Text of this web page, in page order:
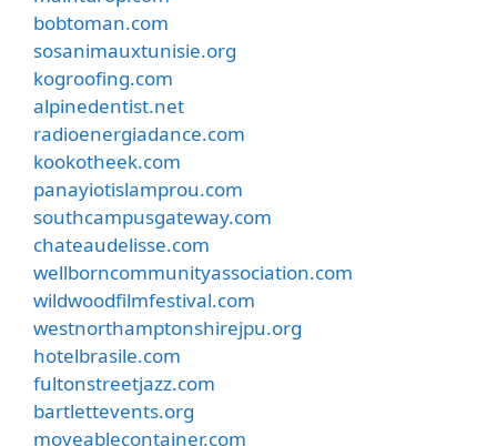
bobtoman.com
sosanimauxtunisie.org
kogroofing.com
alpinedentist.net
radioenergiadance.com
kookotheek.com
panayiotislamprou.com
southcampusgateway.com
chateaudelisse.com
wellborncommunityassociation.com
wildwoodfilmfestival.com
westnorthamptonshirejpu.org
hotelbrasile.com
fultonstreetjazz.com
bartlettevents.org
moveablecontainer.com